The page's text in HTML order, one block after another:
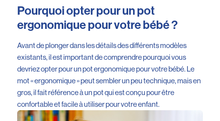
Pourquoi opter pour un pot
ergonomique pour votre bébé ?
Avant de plonger dans les détails des différents modèles
existants, il est important de comprendre pourquoi vous
devriez opter pour un pot ergonomique pour votre bébé. Le
mot « ergonomique » peut sembler un peu technique, mais en
gros, il fait référence à un pot qui est conçu pour être
confortable et facile à utiliser pour votre enfant.